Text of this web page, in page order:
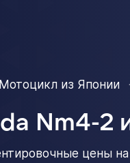
из Японии
Nm4-2
цены